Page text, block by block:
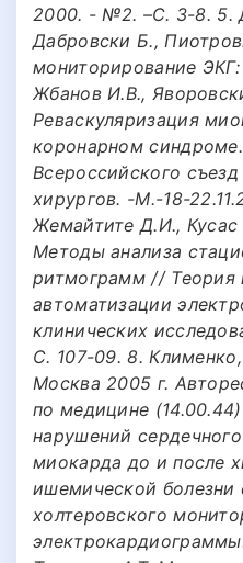
2000. - №2. –С. 3-8. 5.
Дабровски Б.,
мониторирование
Жбанов И.В.,
Реваскуляризация
коронарном
Всероссийского
хирургов. -М.-18-
Жемайтите Д.И.,
Методы анализа
ритмограмм // Теория
автоматизации
клинических
С. 107-09. 8.
Москва 2005 г.
по медицине
нарушений
миокарда до и после
ишемической
холтеровского